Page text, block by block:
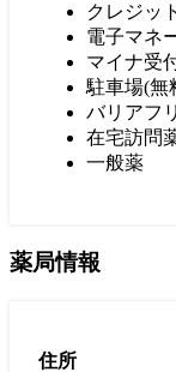
クレジッ
電子マネ
マイナ受
駐車場(無
バリアフ
在宅訪問
一般薬
薬局情報
住所